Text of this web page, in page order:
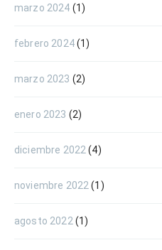
marzo 2024 (1)
febrero 2024(1)
marzo 2023 (2)
enero 2023 (2)
diciembre 2022 (4)
noviembre 2022 (1)
agosto 2022 (1)